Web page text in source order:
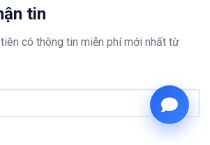
tin
có thông tin miễn phímới nhất từ